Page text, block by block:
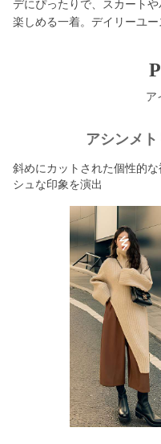
デにぴったりで、スカート
楽しめる一着。デイリーユー
ア
アシンメ
斜めにカットされた個性的
シュな印象を演出